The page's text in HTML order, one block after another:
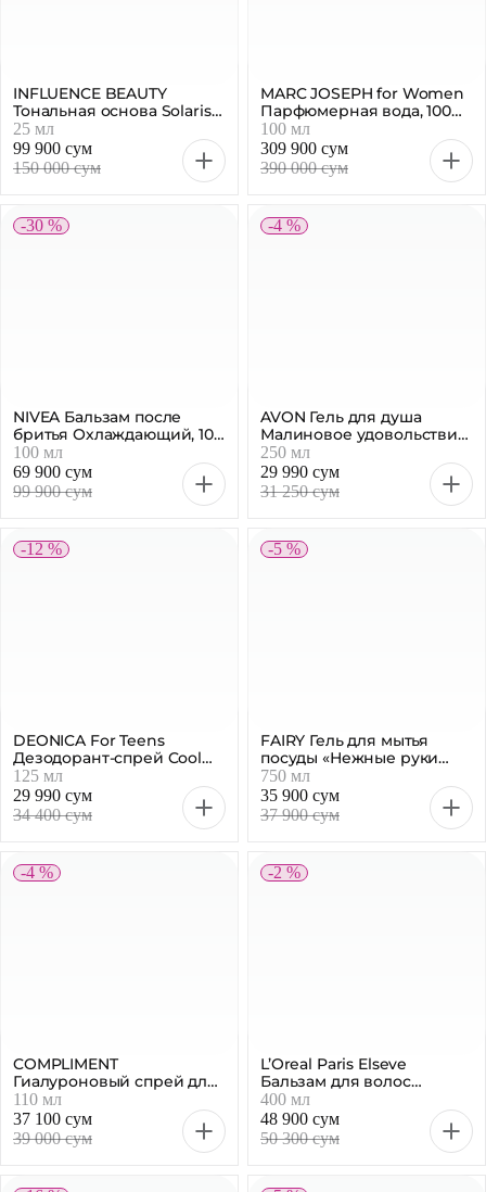
INFLUENCE BEAUTY
Тональная основа Solaris
SPF25 тон 03, 25 мл
25 мл
99 900 сум
150 000 сум
MARC JOSEPH for Women
Парфюмерная вода, 100
мл
100 мл
309 900 сум
390 000 сум
-30 %
NIVEA Бальзам после
бритья Охлаждающий, 100
мл
100 мл
69 900 сум
99 900 сум
-4 %
AVON Гель для душа
Малиновое удовольствие,
250 мл
250 мл
29 990 сум
31 250 сум
-12 %
DEONICA For Teens
Дезодорант-спрей Cool
Spirit, 125 мл
125 мл
29 990 сум
34 400 сум
-5 %
FAIRY Гель для мытья
посуды «Нежные руки
Алоэ», 750 мл
750 мл
35 900 сум
37 900 сум
-4 % -2 %
-16 %
Антиперспирант Ultra,
-5 %
женский «Яблоко и белый